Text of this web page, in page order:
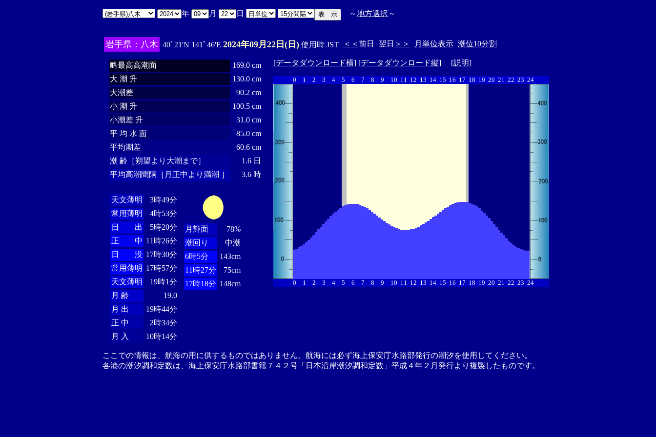
年 月 日 ～地方選択 ～
岩手県：八木 40ﾟ21'N 141ﾟ46'E 2024年09月22日(日)使用時 JST ＜＜ 前日 翌日 ＞＞ 月単位表示 潮位10分割
略最高高潮面
169.0 cm
大 潮 升
130.0 cm
大潮差
90.2 cm
小 潮 升
100.5 cm
小潮差 升
31.0 cm
平 均 水 面
85.0 cm
平均潮差
60.6 cm
潮 齢［朔望より大潮まで］
1.6 日
平均高潮間隔［月正中より満潮 ］
3.6 時
天文薄明
3時49分
常用薄明
4時53分
日 出
5時20分
正 中 11時26分
日 没 17時30分
常用薄明 17時57分
天文薄明
19時1分
月 齢
19.0
月 出
19時44分
正 中
2時34分
月 入
10時14分
月輝面
78%
潮回り
中潮
6時5分
143cm
11時27分
75cm
17時18分 148cm
[データダウンロード横] [データダウンロード縦] [説明]
0 1 2 3 4 5 6 7 8 9 10 11 12 13 14 15 16 17 18 19 20 21 22 23 24
0 1 2 3 4 5 6 7 8 9 10 11 12 13 14 15 16 17 18 19 20 21 22 23 24
ここでの情報は、航海の用に供するものではありません。航海には必ず海上保安庁水路部発行の潮汐を使用してください。
各港の潮汐調和定数は、海上保安庁水路部書籍７４２号「日本沿岸潮汐調和定数」平成４年２月発行より複製したものです。